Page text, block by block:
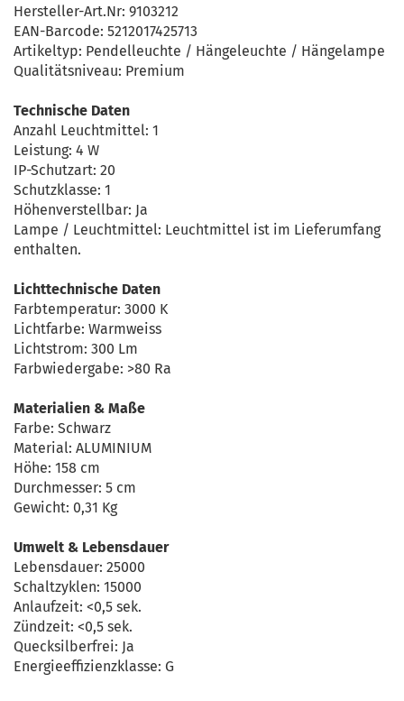
Hersteller-Art.Nr: 9103212
EAN-Barcode: 5212017425713
Artikeltyp: Pendelleuchte / Hängeleuchte / Hängelampe
Qualitätsniveau: Premium
Technische Daten
Anzahl Leuchtmittel: 1
Leistung: 4 W
IP-Schutzart: 20
Schutzklasse: 1
Höhenverstellbar: Ja
Lampe / Leuchtmittel: Leuchtmittel ist im Lieferumfang
enthalten.
Lichttechnische Daten
Farbtemperatur: 3000 K
Lichtfarbe: Warmweiss
Lichtstrom: 300 Lm
Farbwiedergabe: >80 Ra
Materialien & Maße
Farbe: Schwarz
Material: ALUMINIUM
Höhe: 158 cm
Durchmesser: 5 cm
Gewicht: 0,31 Kg
Umwelt & Lebensdauer
Lebensdauer: 25000
Schaltzyklen: 15000
Anlaufzeit: <0,5 sek.
Zündzeit: <0,5 sek.
Quecksilberfrei: Ja
Energieeffizienzklasse: G